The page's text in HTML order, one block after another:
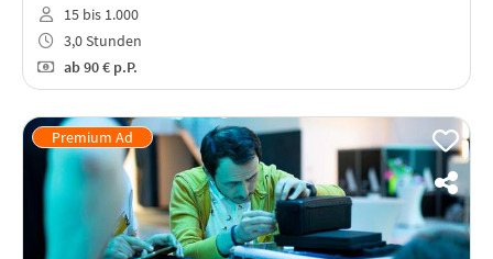
15 bis 1.000
3,0 Stunden
ab90 € p.P.